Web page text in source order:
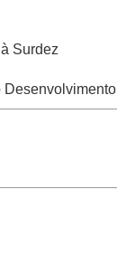
Surdez
Desenvolvimento